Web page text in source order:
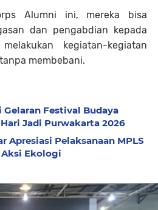
Alumni ini, mereka bisa
dan pengabdian kepada
kegiatan-kegiatan
membebani.
Gelaran Festival Budaya
Jadi Purwakarta 2026
Apresiasi Pelaksanaan MPLS
Ekologi